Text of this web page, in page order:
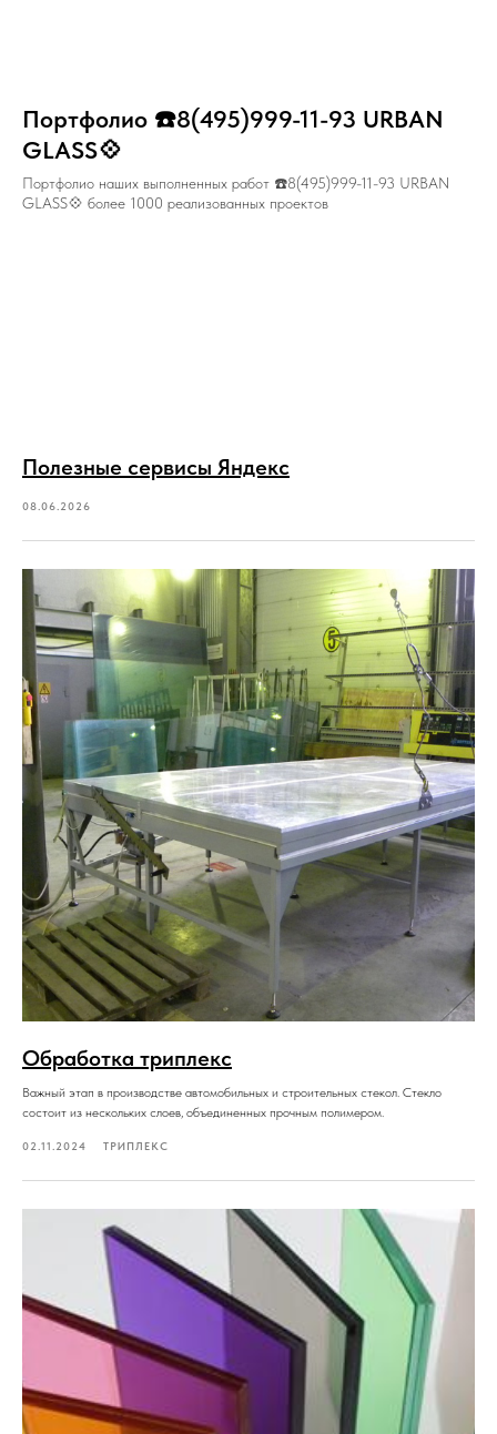
Портфолио ☎️8(495)999-11-93 URBAN
GLASS💠
Портфолио наших выполненных работ ☎️8(495)999-11-93 URBAN
GLASS💠 более 1000 реализованных проектов
Полезные сервисы Яндекс
08.06.2026
Обработка триплекс
Важный этап в производстве автомобильных и строительных стекол. Стекло
состоит из нескольких слоев, объединенных прочным полимером.
02.11.2024 ТРИПЛЕКС
+7 (985) 802−40−85